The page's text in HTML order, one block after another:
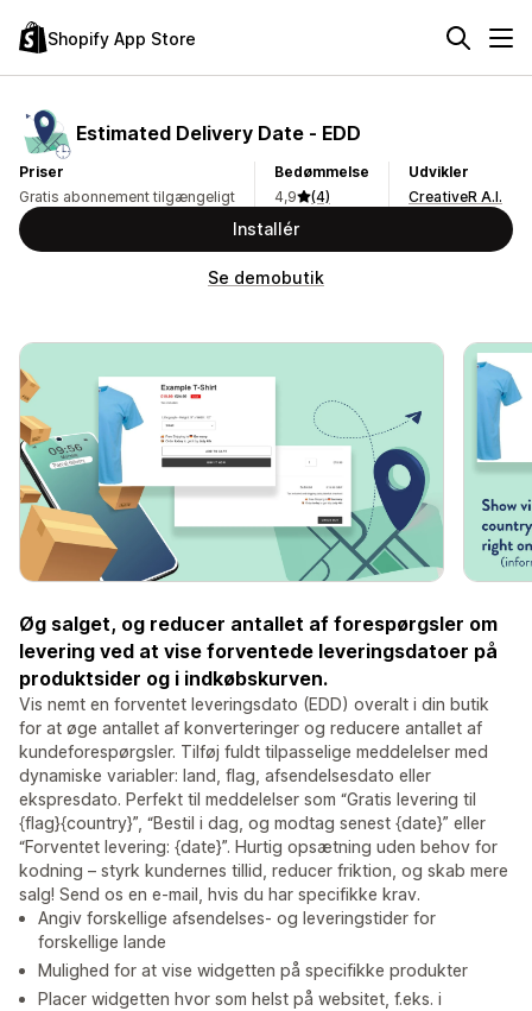
Shopify App Store
Estimated Delivery Date ‑ EDD
Priser
Gratis abonnement tilgængeligt
Bedømmelse
4,9
(4)
Udvikler
CreativeR A.I.
Installér
Se demobutik
Øg salget, og reducer antallet af forespørgsler om
levering ved at vise forventede leveringsdatoer på
produktsider og i indkøbskurven.
Vis nemt en forventet leveringsdato (EDD) overalt i din butik
for at øge antallet af konverteringer og reducere antallet af
kundeforespørgsler. Tilføj fuldt tilpasselige meddelelser med
dynamiske variabler: land, flag, afsendelsesdato eller
ekspresdato. Perfekt til meddelelser som “Gratis levering til
{flag}{country}”, “Bestil i dag, og modtag senest {date}” eller
“Forventet levering: {date}”. Hurtig opsætning uden behov for
kodning – styrk kundernes tillid, reducer friktion, og skab mere
salg! Send os en e-mail, hvis du har specifikke krav.
Angiv forskellige afsendelses- og leveringstider for
forskellige lande
Mulighed for at vise widgetten på specifikke produkter
Placer widgetten hvor som helst på websitet, f.eks. i